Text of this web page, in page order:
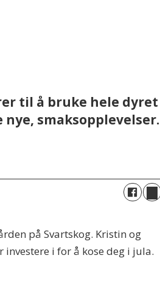
til å bruke hele dyret
smaksopplevelser.
på Svartskog. Kristin og
i for å kose deg i jula.